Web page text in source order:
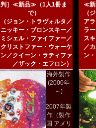
判］≪新品≫（1人1冊ま
で）
（ジョン・トラヴォルタ／
ニッキー・ブロンスキー／
ミシェル・ファイファー／
クリストファー・ウォーケ
ン／クイーン・ラティファ
／ザック・エフロン）
海外製作
(2000年
～)
2007年製
作（製作
国 アメリ
≪新
（
ア
ラ
ス
／
ン